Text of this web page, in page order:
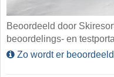
Beoordeeld door
beoordelings- en
Zo wordt er beoordeeld